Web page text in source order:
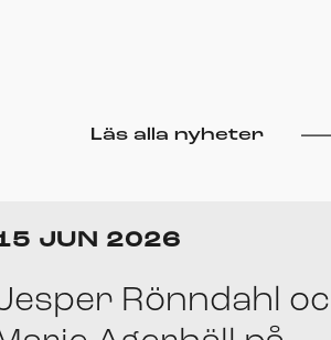
Läs alla nyheter
JUN 2026
Rönndahl